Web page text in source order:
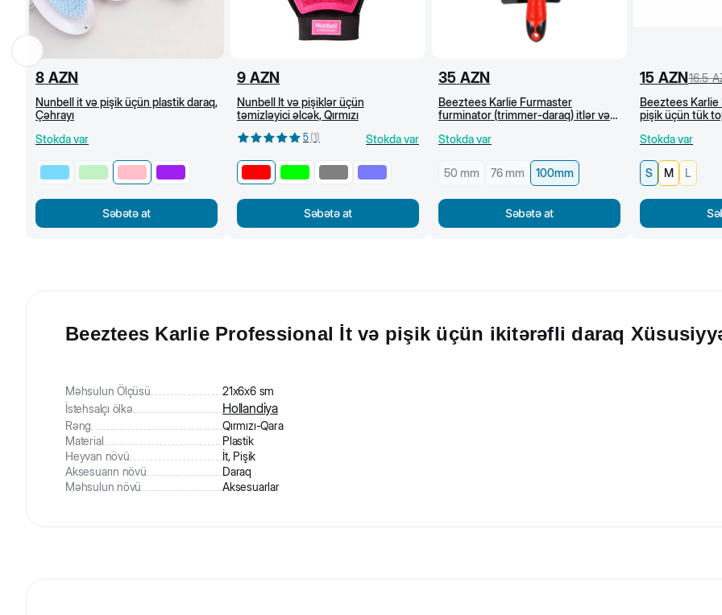
8 AZN
Nunbell it və pişik üçün plastik daraq,
Çəhrayı
Stokda var
Səbətə at
9 AZN
Nunbell İt və pişiklər üçün
təmizləyici əlcək, Qırmızı
5 (1) Stokda var
Səbətə at
35 AZN
Beeztees Karlie Furmaster
furminator (trimmer-daraq) itlər və
Stokda var
50 mm 76 mm 100mm
Səbətə at
15 AZN16.5
Beeztees
pişik üçün tük
Stokda var
S M L
Beeztees Karlie Professional İt və pişik üçün ikitərəfli daraq
Məhsulun Ölçüsü
21х6х6 sm
İstehsalçı ölkə
Hollandiya
Rəng
Qırmızı-Qara
Material
Plastik
Heyvan növü
İt, Pişik
Aksesuarın növü
Daraq
Məhsulun növü
Aksesuarlar